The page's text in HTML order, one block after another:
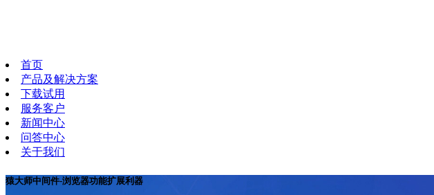
首页
产品及解决方案
下载试用
服务客户
新闻中心
问答中心
关于我们
猿大师中间件-浏览器功能扩展利器